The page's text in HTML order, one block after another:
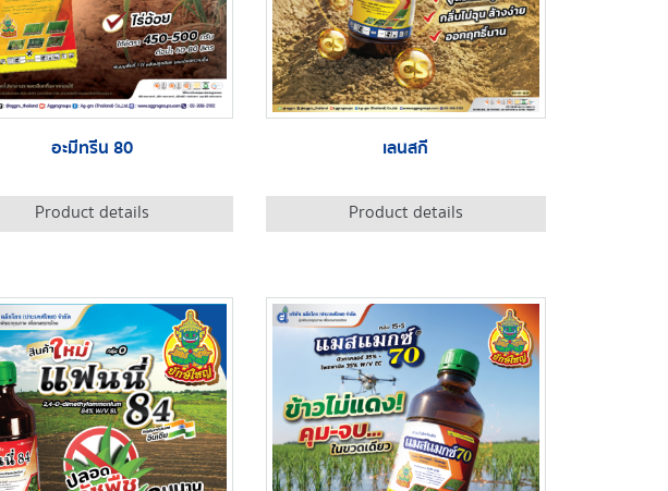
อะมีทรีน 80
Product details
เลนสกี
Product details